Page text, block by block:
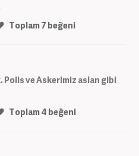
Toplam7 beğeni
Polis ve Askerimiz aslan gibi
Toplam4 beğeni